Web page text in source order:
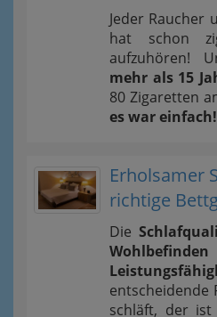
Jeder Raucher
hat schon
aufzuhören!
mehr als 15
80 Zigaretten
es war einfach!
Erholsamer
richtige
Die
entscheidende
schläft, der